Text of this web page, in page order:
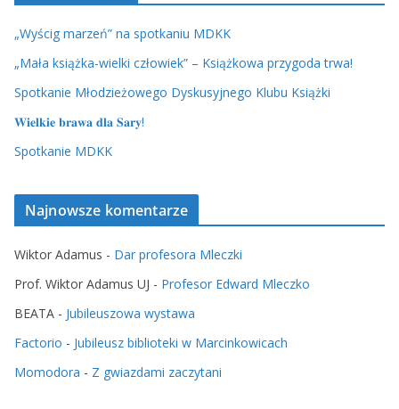
„Wyścig marzeń” na spotkaniu MDKK
„Mała książka-wielki człowiek” – Książkowa przygoda trwa!
Spotkanie Młodzieżowego Dyskusyjnego Klubu Książki
𝐖𝐢𝐞𝐥𝐤𝐢𝐞 𝐛𝐫𝐚𝐰𝐚 𝐝𝐥𝐚 𝐒𝐚𝐫𝐲!
Spotkanie MDKK
Najnowsze komentarze
Wiktor Adamus - Dar profesora Mleczki
Prof. Wiktor Adamus UJ - Profesor Edward Mleczko
BEATA - Jubileuszowa wystawa
Factorio - Jubileusz biblioteki w Marcinkowicach
Momodora - Z gwiazdami zaczytani